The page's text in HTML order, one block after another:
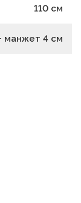
110 см
манжет 4 см